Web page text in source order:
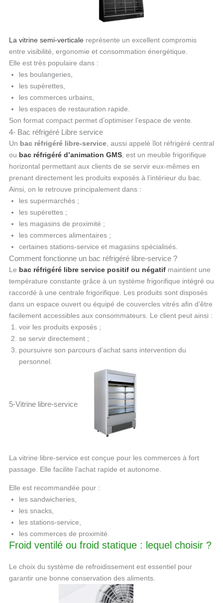
La vitrine semi-verticalereprésente un excellent compromis
entre visibilité, ergonomie et consommation énergétique.
Elle est très populaire dans :
les boulangeries,
les supérettes,
les commerces urbains,
les espaces de restauration rapide.
Son format compact permet d’optimiser l’espace de vente.
4- Bac réfrigéré Libre service
Un bac réfrigéré libre-service, aussi appelé îlot réfrigéré central
ou bac réfrigéré d’animation GMS, est un meuble frigorifique
horizontal permettant aux clients de se servir eux-mêmes en
prenant directement les produits exposés à l’intérieur du bac.
Ainsi, on le retrouve principalement dans :
les supermarchés ;
les supérettes ;
les magasins de proximité ;
les commerces alimentaires ;
certaines stations-service et magasins spécialisés.
Comment fonctionne un bac réfrigéré libre-service ?
Le bac réfrigéré libre service positif ou négatifmaintient une
température constante grâce à un système frigorifique intégré ou
raccordé à une centrale frigorifique. Les produits sont disposés
dans un espace ouvert ou équipé de couvercles vitrés afin d’être
facilement accessibles aux consommateurs. Le client peut ainsi :
voir les produits exposés ;
se servir directement ;
poursuivre son parcours d’achat sans intervention du
personnel.
5-Vitrine libre-service
La vitrine libre-service est conçue pour les commerces à fort
passage. Elle facilite l’achat rapide et autonome.
Elle est recommandée pour :
les sandwicheries,
les snacks,
les stations-service,
les commerces de proximité.
Froid ventilé ou froid statique : lequel choisir ?
Le choix du système de refroidissement est essentiel pour
garantir une bonne conservation des aliments.